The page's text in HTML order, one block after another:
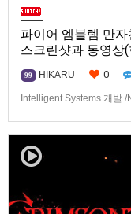
파이어 엠블렘 만자
스크린샷과 동영상
99 HIKARU 0
Intelligent Systems 개발